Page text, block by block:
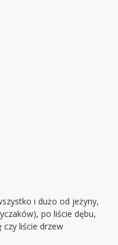
i dużo od jeżyny,
po liście dębu,
czy liście drzew